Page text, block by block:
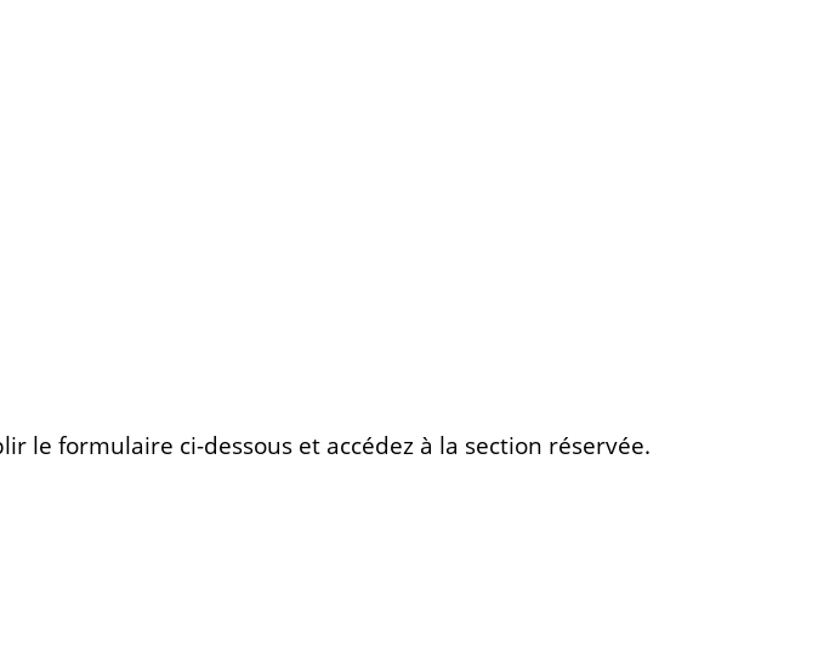
le formulaire ci-dessous et accédez à la section réservée.